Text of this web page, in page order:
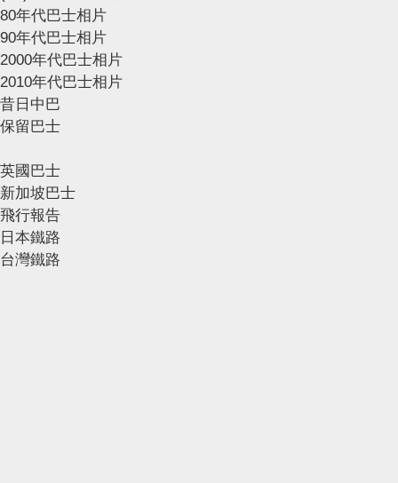
80年代巴士相片
90年代巴士相片
2000年代巴士相片
2010年代巴士相片
昔日中巴
保留巴士
英國巴士
新加坡巴士
飛行報告
日本鐵路
台灣鐵路